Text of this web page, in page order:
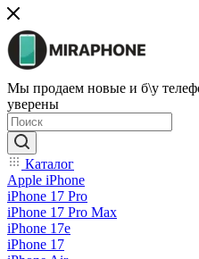
Мы продаем новые и б\у
уверены
Каталог
Apple iPhone
iPhone 17 Pro
iPhone 17 Pro Max
iPhone 17e
iPhone 17